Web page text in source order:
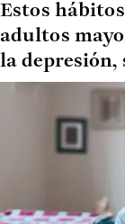
Estos
adultos
la depresión,